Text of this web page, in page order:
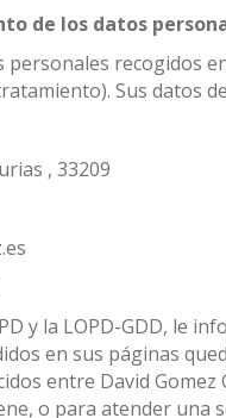
de los datos
recogidos
Sus datos
, 33209
y la LOPD-GDD, le
en sus páginas
entre David
o para atender una